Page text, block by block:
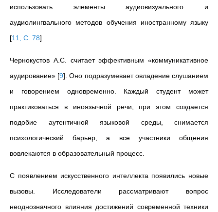
использовать элементы аудиовизуального и
аудиолингвального методов обучения иностранному языку
[11, С. 78]
Чернокустов А.С. считает эффективным «коммуникативное
аудирование» [9] .Оно подразумевает овладение слушанием
и говорением одновременно. Каждый студент может
практиковаться в иноязычной речи, при этом создается
подобие аутентичной языковой среды, снимается
психологический барьер, а все участники общения
вовлекаются в образовательный процесс.
С появлением искусственного интеллекта появились новые
вызовы. Исследователи рассматривают вопрос
неоднозначного влияния достижений современной техники